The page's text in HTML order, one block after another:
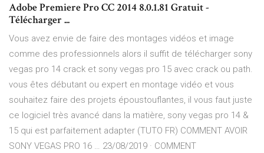
Adobe Premiere Pro CC 2014 8.0.1.81 Gratuit -
Télécharger ...
Vous avez envie de faire des montages vidéos et image
comme des professionnels alors il suffit de télécharger sony
vegas pro 14 crack et sony vegas pro 15 avec crack ou path.
vous êtes débutant ou expert en montage vidéo et vous
souhaitez faire des projets époustouflantes, il vous faut juste
ce logiciel très avancé dans la matière, sony vegas pro 14 &
15 qui est parfaitement adapter (TUTO FR) COMMENT AVOIR
SONY VEGAS PRO 16 … 23/08/2019 · COMMENT